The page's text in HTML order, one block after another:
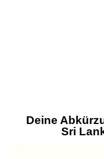
Deine
Sri